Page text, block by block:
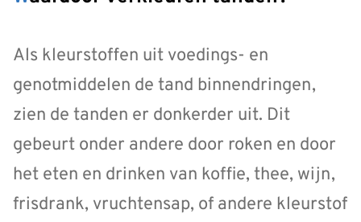
Als kleurstoffen uit voedings- en
genotmiddelen de tand binnendringen,
zien de tanden er donkerder uit. Dit
gebeurt onder andere door roken en door
het eten en drinken van koffie, thee, wijn,
frisdrank, vruchtensap, of andere kleurstof